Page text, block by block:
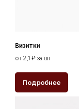
Визитки
от 2,1 ₽ за шт
Подробнее